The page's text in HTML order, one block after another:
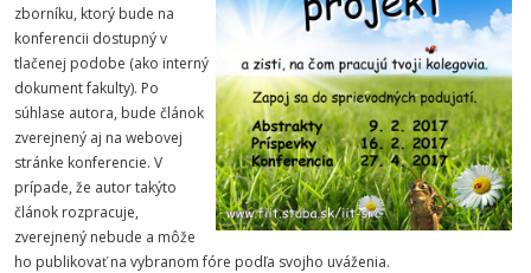
zborníku, ktorý bude na
konferencii dostupný v
tlačenej podobe (ako interný
dokument fakulty). Po
súhlase autora, bude článok
zverejnený aj na webovej
stránke konferencie. V
prípade, že autor takýto
článok rozpracuje,
zverejnený nebude a môže
ho publikovať na vybranom fóre podľa svojho uváženia.